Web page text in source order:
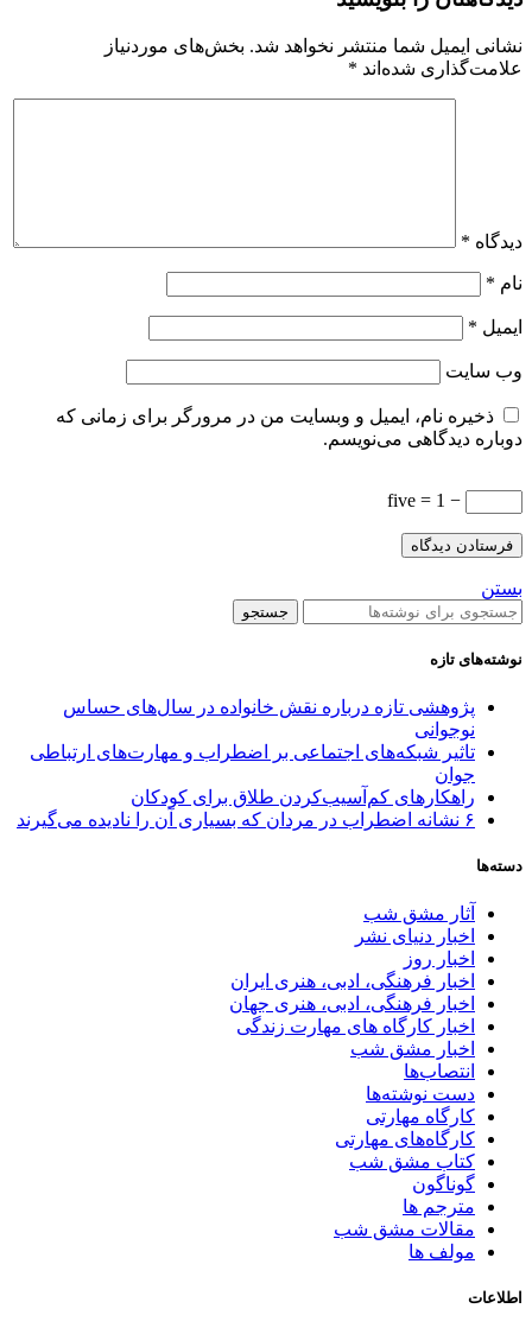
نشانی ایمیل شما منتشر نخواهد شد. بخش‌های موردنیاز
علامت‌گذاری شده‌اند *
دیدگاه *
نام *
ایمیل *
وب‌ سایت
ذخیره نام، ایمیل و وبسایت من در مرورگر برای زمانی که
دوباره دیدگاهی می‌نویسم.
− 1 = five
بستن
جستجو
نوشته‌های تازه
پژوهشی تازه درباره نقش خانواده در سال‌های حساس
نوجوانی
تاثیر شبکه‌های اجتماعی بر اضطراب و مهارت‌های ارتباطی
جوان
راهکارهای کم‌آسیب‌کردن طلاق برای کودکان
۶ نشانه اضطراب در مردان که بسیاری آن را نادیده می‌گیرند
دسته‌ها
آثار مشق شب
اخبار دنیای نشر
اخبار روز
اخبار فرهنگی، ادبی، هنری ایران
اخبار فرهنگی، ادبی، هنری جهان
اخبار کارگاه های مهارت زندگی
اخبار مشق شب
انتصاب‌ها
دست نوشته‌ها
کارگاه مهارتی
کارگاه‌های مهارتی
کتاب مشق شب
گوناگون
مترجم ها
مقالات مشق شب
مولف ها
اطلاعات